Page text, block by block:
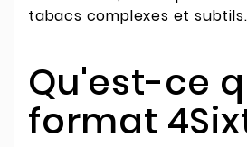
tabacs complexes et subtils.
Qu'est-ce
format